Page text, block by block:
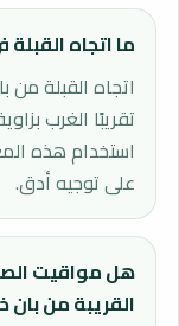
ما اتجاه
اتجاه القبلة
استخدام هذه
على توجيه أدق.
هل مواقيت
القريبة من بان